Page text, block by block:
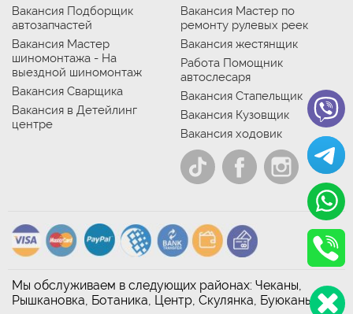
Вакансия Подборщик
автозапчастей
Вакансия Мастер
шиномонтажа - На
выездной шиномонтаж
Вакансия Сварщика
Вакансия в Детейлинг
центре
Вакансия Мастер по
ремонту рулевых реек
Вакансия жестянщик
Работа Помощник
автослесаря
Вакансия Стапельщик
Вакансия Кузовщик
Вакансия ходовик
Мы обслуживаем в следующих районах: Чеканы,
Рышкановка, Ботаника, Центр, Скулянка, Буюканы